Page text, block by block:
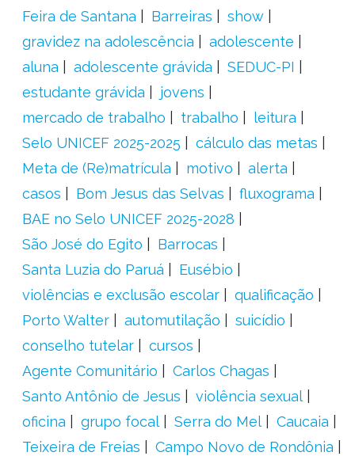
Feira de Santana
Barreiras
show
gravidez na adolescência
adolescente
aluna
adolescente grávida
SEDUC-PI
estudante grávida
jovens
mercado de trabalho
trabalho
leitura
Selo UNICEF 2025-2025
cálculo das metas
Meta de (Re)matrícula
motivo
alerta
casos
Bom Jesus das Selvas
fluxograma
BAE no Selo UNICEF 2025-2028
São José do Egito
Barrocas
Santa Luzia do Paruá
Eusébio
violências e exclusão escolar
qualificação
Porto Walter
automutilação
suicídio
conselho tutelar
cursos
Agente Comunitário
Carlos Chagas
Santo Antônio de Jesus
violência sexual
oficina
grupo focal Serra do Mel
Caucaia
Teixeira de Freias
Campo Novo de Rondônia